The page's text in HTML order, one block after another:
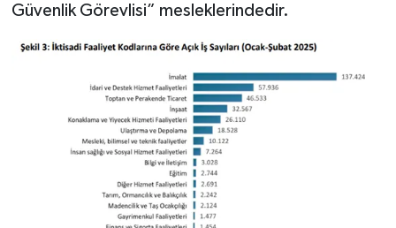
Güvenlik Görevlisi” mesleklerindedir.